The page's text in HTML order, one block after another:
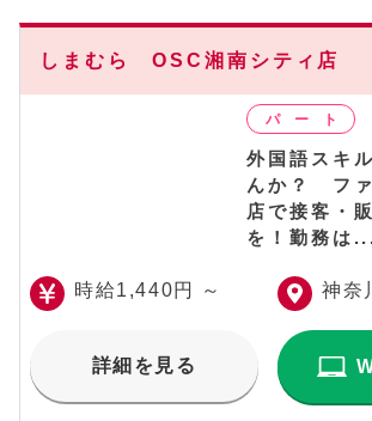
しまむら OSC湘南シティ店
外国語スキ
んか？ フ
店で接客・
を！勤務は
時給1,440円 ～ 神奈
詳細を見る